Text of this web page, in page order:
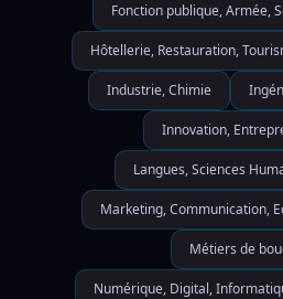
Fonction publique, Armée,
Hôtellerie, Restauration,
Industrie, Chimie
Innovation,
Langues, Sciences
Marketing, Communication,
Métiers de
Numérique, Digital,